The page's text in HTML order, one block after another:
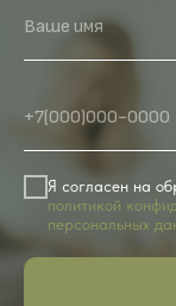
Ваше имя
+7(000)000-0000
Я согласен на
политикой
персональных